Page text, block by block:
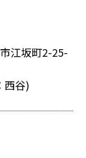
江坂町2-25-
西谷)